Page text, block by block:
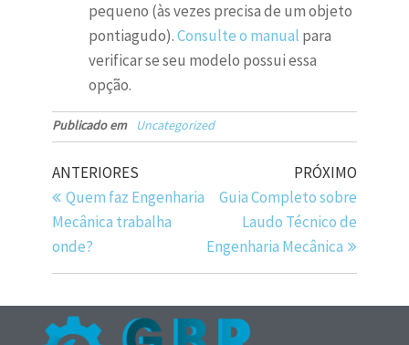
pequeno (às vezes precisa de um objeto
pontiagudo).Consulte o manual para
verificar se seu modelo possui essa
opção.
Publicado em Uncategorized
ANTERIORES
Quem faz Engenharia
Mecânica trabalha
onde?
PRÓXIMO
Guia Completo sobre
Laudo Técnico de
Engenharia Mecânica